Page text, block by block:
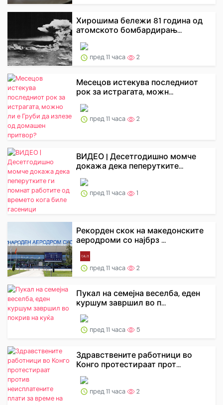
Хирошима бележи 81 година од
атомското бомбардирањ...
пред 11 часа 2
Месецов истекува последниот
рок за истрагата, можн...
пред 11 часа 2
ВИДЕО | Десетгодишно момче
докажа дека пеперутките...
пред 11 часа 1
Рекорден скок на македонските
аеродроми со најбрз ...
пред 11 часа 2
Пукал на семејна веселба, еден
куршум завршил во п...
пред 11 часа 5
Здравствените работници во
Конго протестираат прот...
пред 11 часа 2